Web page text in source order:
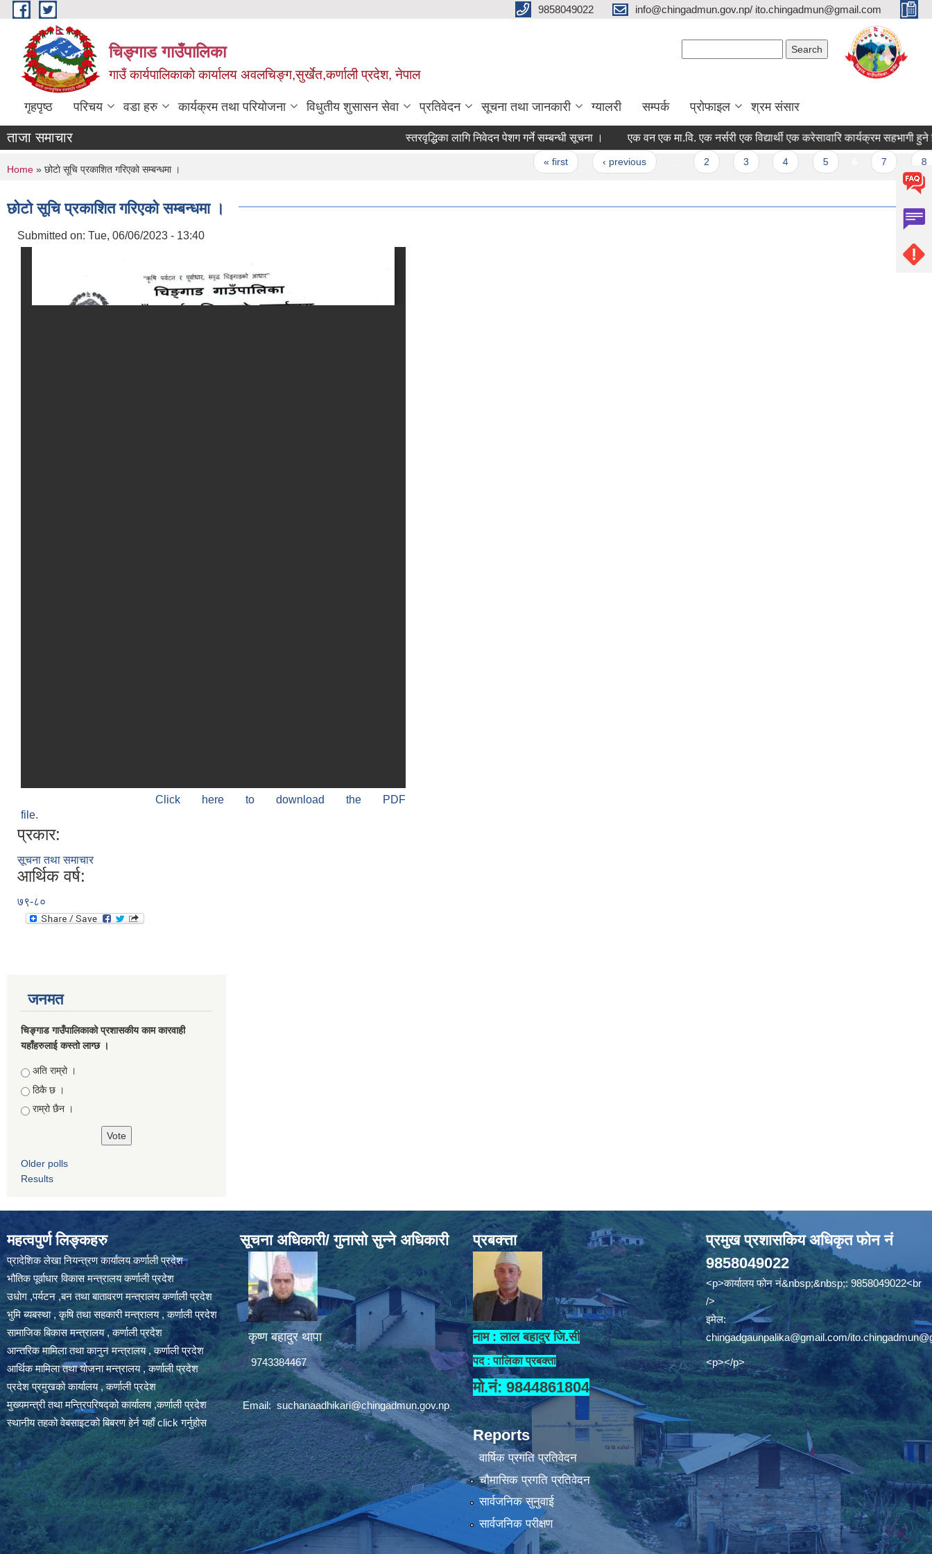
Skip to main content 9858049022 info@chingadmun.gov.np/ ito.chingadmun@gmail.com
चिङ्गाड गाउँपालिका
गाउँ कार्यपालिकाको कार्यालय अवलचिङ्ग,सुर्खेत,कर्णाली प्रदेश, नेपाल
गृहपृष्ठ परिचय वडा हरु कार्यक्रम तथा परियोजना विधुतीय शुसासन सेवा प्रतिवेदन सूचना तथा जानकारी ग्यालरी सम्पर्क प्रोफाइल श्रम संसार
ताजा समाचार स्तरवृद्धिका लागि निवेदन पेशग गर्ने सम्बन्धी सूचना । एक वन एक मा.वि. एक नर्सरी एक विद्यार्थी एक करेसावारि कार्यक्रम सहभागी हुने
‹ previous … 6
You are here
Home » छोटाे सूचि प्रकाशित गरिएको सम्बन्धमा ।
छोटाे सूचि प्रकाशित गरिएको सम्बन्धमा ।
Submitted on: Tue, 06/06/2023 - 13:40
Click here to download the PDF
file.
प्रकार:
सूचना तथा समाचार
आर्थिक वर्ष:
७९-८०
जनमत
चिङ्गाड गाउँपालिकाको प्रशासकीय काम कारवाही
यहाँहरुलाई कस्तो लाग्छ ।
Choices
अति राम्रो ।
ठिकै छ ।
राम्रो छैन ।
Older polls
Results
महत्वपुर्ण लिङ्कहरु
प्रादेशिक लेखा नियन्त्रण कार्यालय कर्णाली प्रदेश
भौतिक पूर्वाधार विकास मन्त्रालय कर्णाली प्रदेश
उधोग ,पर्यटन ,बन तथा बातावरण मन्त्रालय कर्णाली प्रदेश
भुमि ब्यबस्था , कृषि तथा सहकारी मन्त्रालय , कर्णाली प्रदेश
सामाजिक बिकास मन्त्रालय , कर्णाली प्रदेश
आन्तरिक मामिला तथा कानुन मन्त्रालय , कर्णाली प्रदेश
आर्थिक मामिला तथा योजना मन्त्रालय , कर्णाली प्रदेश
प्रदेश प्रमुखको कार्यालय , कर्णाली प्रदेश
मुख्यमन्त्री तथा मन्त्रिपरिषद्को कार्यालय ,कर्णाली प्रदेश
स्थानीय तहको वेबसाइटको बिबरण हेर्न यहाँ click गर्नुहोस
सूचना अधिकारी/ गुनासो सुन्ने अधिकारी
कृष्ण बहादुर थापा
9743384467
Email:suchanaadhikari@chingadmun.gov.np
प्रबक्त्ता
नाम : लाल बहादुर जि.सी
पद : पालिका प्रबक्ता
मो.नं: 9844861804
Reports
वार्षिक प्रगति प्रतिवेदन
चौमासिक प्रगति प्रतिवेदन
सार्वजनिक सुनुवाई
सार्वजनिक परीक्षण
प्रमुख प्रशासकिय अधिकृत फोन नं
9858049022
<p>कार्यालय फोन नं&nbsp;&nbsp;: 9858049022<br
/>
इमेल:
chingadgaunpalika@gmail.com/
<p></p>